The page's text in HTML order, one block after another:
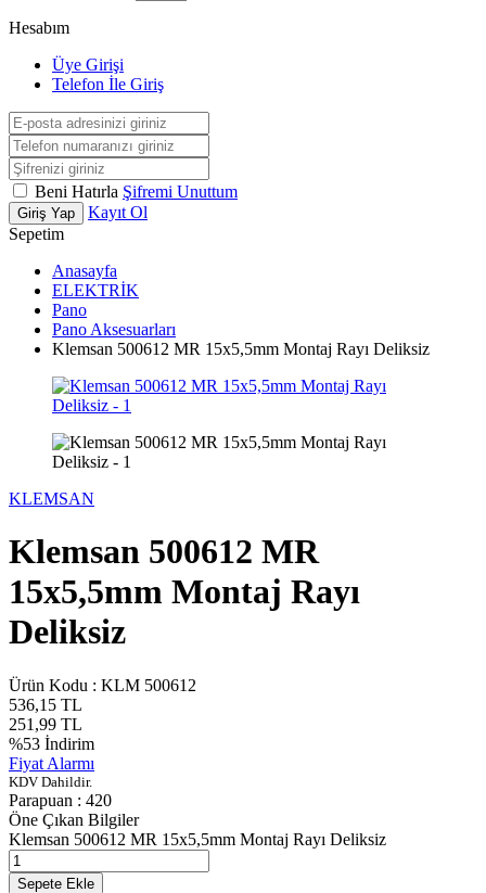
Hesabım
Üye Girişi
Telefon İle Giriş
Beni Hatırla Şifremi Unuttum
Giriş Yap
Kayıt Ol
Sepetim
Anasayfa
ELEKTRİK
Pano
Pano Aksesuarları
Klemsan 500612 MR 15x5,5mm Montaj Rayı Deliksiz
KLEMSAN
Klemsan 500612 MR
15x5,5mm Montaj Rayı
Deliksiz
Ürün Kodu : KLM 500612
536,15 TL
251,99 TL
%53 İndirim
Fiyat Alarmı
KDV Dahildir.
Parapuan : 420
Öne Çıkan Bilgiler
Klemsan 500612 MR 15x5,5mm Montaj Rayı Deliksiz
Sepete Ekle